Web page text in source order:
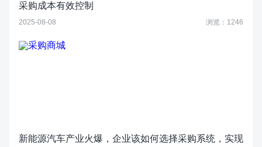
采购成本有效控制
2025-08-08 浏览：1246
新能源汽车产业火爆，企业该如何选择采购系统，实现